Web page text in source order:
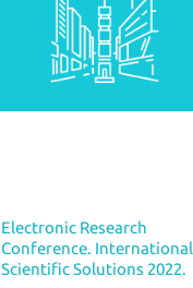
Electronic Research
Conference. International
Scientific Solutions 2022.